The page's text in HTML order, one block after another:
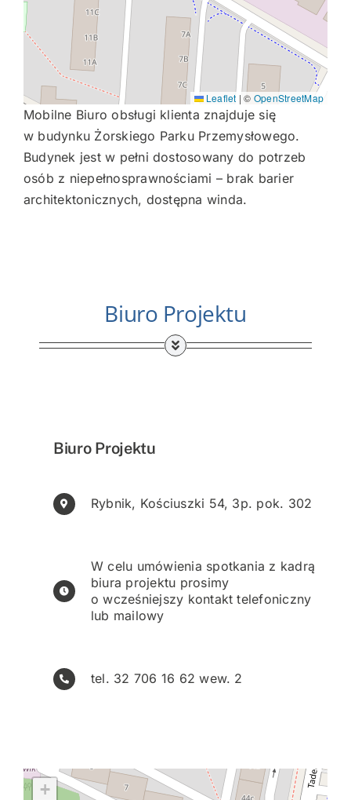
Leaflet | © OpenStreetMap
Mobilne Biuro obsługi klienta znajduje się
w budynku Żorskiego Parku Przemysłowego.
Budynek jest w pełni dostosowany do potrzeb
osób z niepełnosprawnościami – brak barier
architektonicznych, dostępna winda.
Biuro Projektu
Biuro Projektu
Rybnik, Kościuszki 54, 3p. pok. 302
W celu umówienia spotkania z kadrą
biura projektu prosimy
o wcześniejszy kontakt telefoniczny
lub mailowy
tel. 32 706 16 62 wew. 2
+